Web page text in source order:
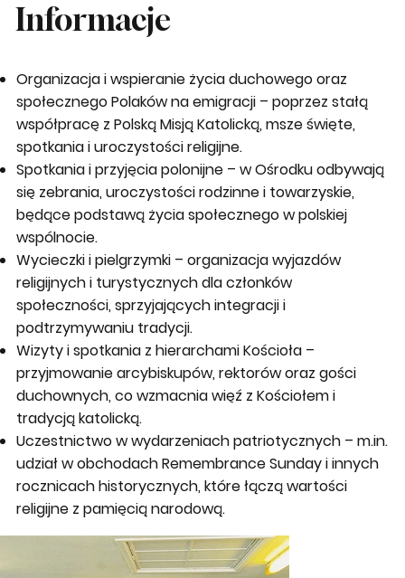
Informacje
Organizacja i wspieranie życia duchowego oraz
społecznego Polaków na emigracji– poprzez stałą
współpracę z Polską Misją Katolicką, msze święte,
spotkania i uroczystości religijne.
Spotkania i przyjęcia polonijne– w Ośrodku odbywają
się zebrania, uroczystości rodzinne i towarzyskie,
będące podstawą życia społecznego w polskiej
wspólnocie.
Wycieczki i pielgrzymki– organizacja wyjazdów
religijnych i turystycznych dla członków
społeczności, sprzyjających integracji i
podtrzymywaniu tradycji.
Wizyty i spotkania z hierarchami Kościoła–
przyjmowanie arcybiskupów, rektorów oraz gości
duchownych, co wzmacnia więź z Kościołem i
tradycją katolicką.
Uczestnictwo w wydarzeniach patriotycznych– m.in.
udział w obchodachRemembrance Sundayi innych
rocznicach historycznych, które łączą wartości
religijne z pamięcią narodową.